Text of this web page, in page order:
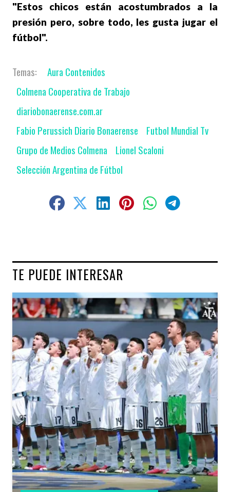
"Estos chicos están acostumbrados a la
presión pero, sobre todo, les gusta jugar el
fútbol".
Aura Contenidos
Colmena Cooperativa de Trabajo
diariobonaerense.com.ar
Fabio Perussich Diario Bonaerense
Futbol Mundial Tv
Grupo de Medios Colmena
Lionel Scaloni
Selección Argentina de Fútbol
TE PUEDE INTERESAR